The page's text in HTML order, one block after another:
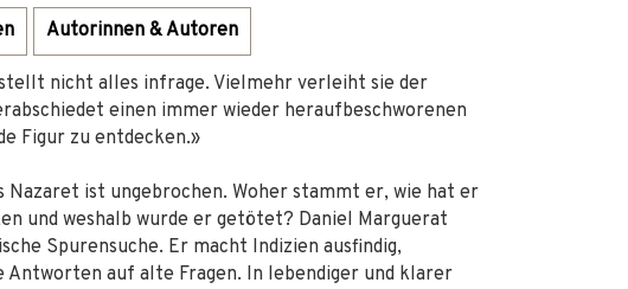
Autorinnen & Autoren
nicht alles infrage. Vielmehr verleiht sie der
einen immer wieder heraufbeschworenen
Figur zu entdecken.»
Nazaret ist ungebrochen. Woher stammt er, wie hat er
und weshalb wurde er getötet? Daniel Marguerat
Spurensuche. Er macht Indizien ausfindig,
auf alte Fragen. In lebendiger und klarer